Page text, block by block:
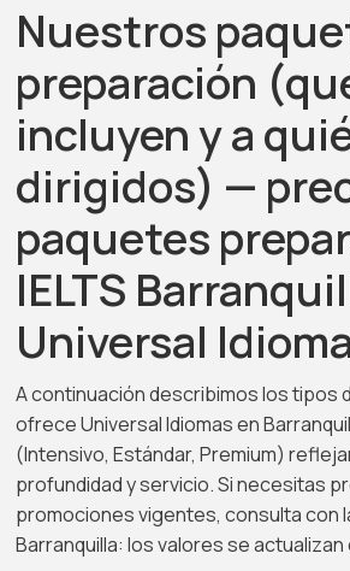
Nuestros
preparación
incluyen y a
dirigidos) —
paquetes
IELTS
Universal
A continuación describimos los tipos
ofrece Universal Idiomas en
(Intensivo, Estándar, Premium)
profundidad y servicio. Si necesitas
promociones vigentes, consulta con
Barranquilla: los valores se